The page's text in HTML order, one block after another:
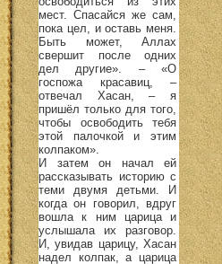
мест. Спасайся же сам,
пока цел, и оставь меня.
Быть может, Аллах
свершит после одних
дел другие». – «О
госпожа красавиц, –
отвечал Хасан, – я
пришёл только для того,
чтобы освободить тебя
этой палочкой и этим
колпаком».
И затем он начал ей
рассказывать историю с
теми двумя детьми. И
когда он говорил, вдруг
вошла к ним царица и
услышала их разговор.
И, увидав царицу, Хасан
надел колпак, а царица